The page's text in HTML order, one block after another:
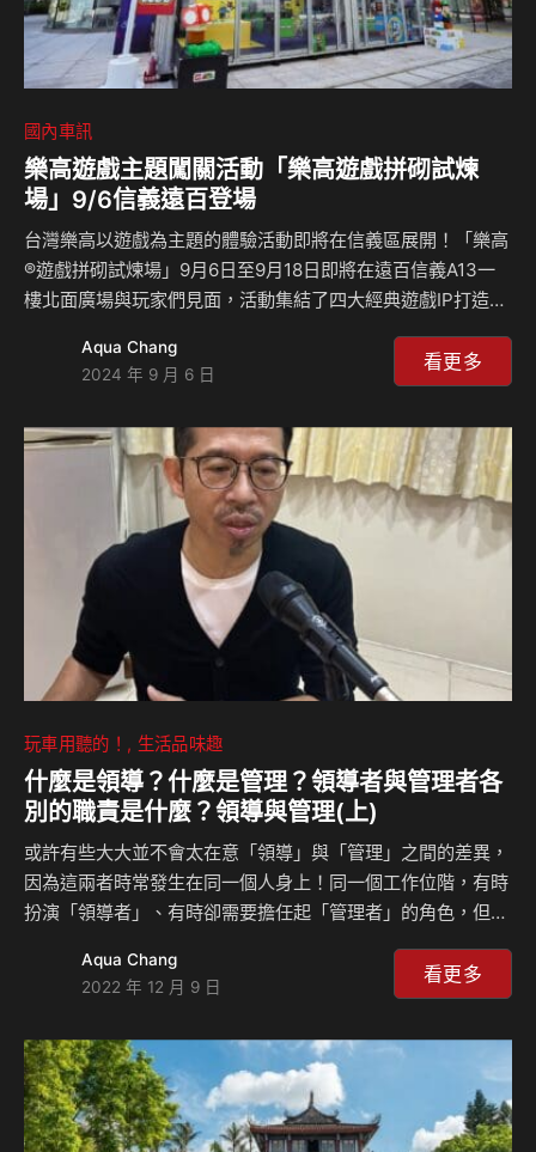
國內車訊
樂高遊戲主題闖關活動「樂高遊戲拼砌試煉
場」9/6信義遠百登場
台灣樂高以遊戲為主題的體驗活動即將在信義區展開！「樂高
®遊戲拼砌試煉場」9月6日至9月18日即將在遠百信義A13一
樓北面廣場與玩家們見面，活動集結了四大經典遊戲IP打造多
高遊戲世界裡過關斬將。現場除了闖關遊戲體驗活動外更推出
打卡贈禮，闖關成功集滿三個章的玩家，更可參加趣味抽獎環
起用積木顆粒呈現出虛擬遊戲中的經典角色場景，創造專屬於
自己的遊戲王國！ 集結四大經典遊戲IP打造互動體驗關卡 樂
高®一直以發揮自我創意、不為想像力設限為宗旨，今年的遊
戲主題體驗活動「樂高®遊戲拼砌試煉場」也以You…
Aqua Chang
2024 年 9 月 6 日
看更多
玩車用聽的！ 生活品味趣
什麼是領導？什麼是管理？領導者與管理者各
別的職責是什麼？領導與管理(上)
或許有些大大並不會太在意「領導」與「管理」之間的差異，
因為這兩者時常發生在同一個人身上！同一個工作位階，有時
扮演「領導者」、有時卻需要擔任起「管理者」的角色，但這
何在？如何成功擔任這兩個角色？來聽KC老師上課嘍！
Aqua Chang
2022 年 12 月 9 日
看更多